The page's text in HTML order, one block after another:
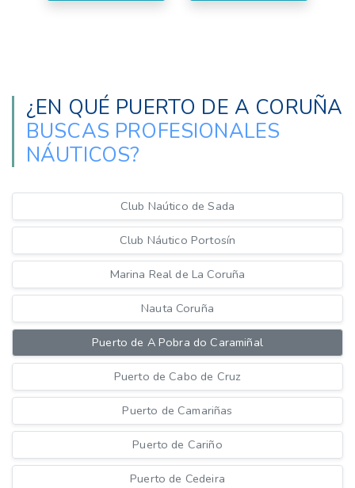
¿EN QUÉ PUERTO DE A CORUÑA
BUSCAS PROFESIONALES
NÁUTICOS?
Club Naútico de Sada
Club Náutico Portosín
Marina Real de La Coruña
Nauta Coruña
Puerto de A Pobra do Caramiñal
Puerto de Cabo de Cruz
Puerto de Camariñas
Puerto de Cariño
Puerto de Cedeira